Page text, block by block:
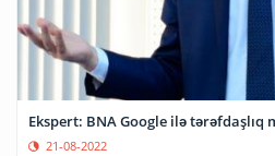
Ekspert: BNA Google ilə tərəfdaşlıq
21-08-2022